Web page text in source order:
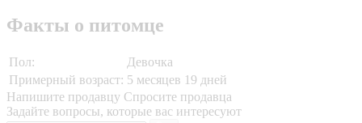
Факты о питомце
Пол:
Девочка
Примерный возраст: 5 месяцев 19 дней
Напишите продавцу Спросите продавца
Задайте вопросы, которые вас интересуют